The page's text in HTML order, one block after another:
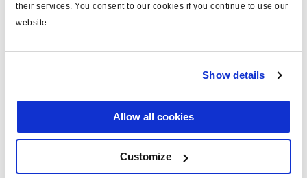
their services. You consent to our cookies if you continue to use our
website.
Show details
Allow all cookies
Customize
Federspeicherzylinder für Trommelbremse
Typ: 24/24
Kolben Ø (mm): 172